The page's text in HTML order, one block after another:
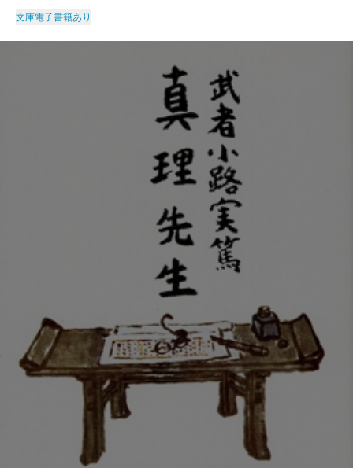
文庫電子書籍あり